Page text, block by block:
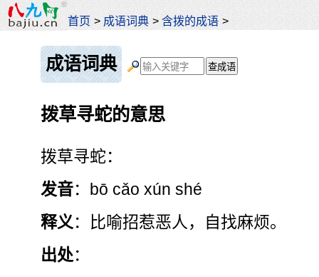
首页 > 成语词典 >含拨的成语 >
成语词典
拨草寻蛇的意思
拨草寻蛇：
发音：bō cǎo xún shé
释义 ：比喻招惹恶人，自找麻烦。
出处：